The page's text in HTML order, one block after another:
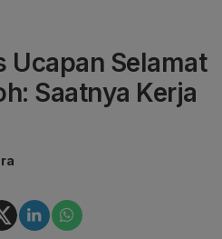
Ucapan Selamat
Saatnya Kerja